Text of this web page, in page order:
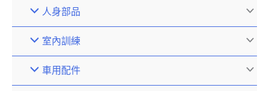
人身部品
室內訓練
車用配件